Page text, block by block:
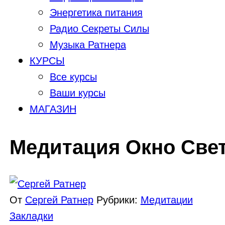
Энергетика питания
Радио Секреты Силы
Музыка Ратнера
КУРСЫ
Все курсы
Ваши курсы
МАГАЗИН
Медитация Окно
От Сергей Ратнер Рубрики: Медитации
Закладки